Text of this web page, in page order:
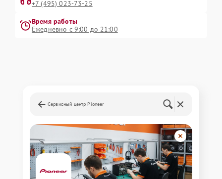
+7 (495) 023-73-25
Время работы
Ежедневно с 9:00 до 21:00
Сервисный центр Pioneer